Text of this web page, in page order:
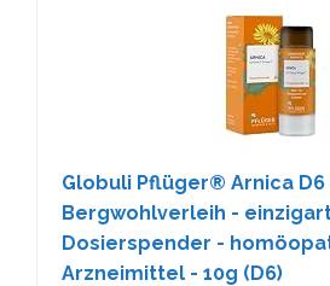
Globuli Pflüger® Arnica D6
Bergwohlverleih -
Dosierspender -
Arzneimittel - 10g (D6)